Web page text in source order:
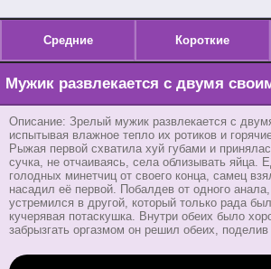
Средние Короткие
Мужик развлекается с двумя
Описание: Зрелый мужик развлекается с
испытывая влажное тепло их ротиков и
Рыжая первой схватила хуй губами и
сучка, не отчаиваясь, села облизывать яйца.
голодных минетчиц от своего конца, самец
насадил её первой. Побалдев от одного
устремился в другой, который только рада
кучерявая потаскушка. Внутри обеих было
забрызгать оргазмом он решил обеих,